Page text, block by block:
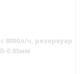
8000л/ч, резервуар
0.85мм